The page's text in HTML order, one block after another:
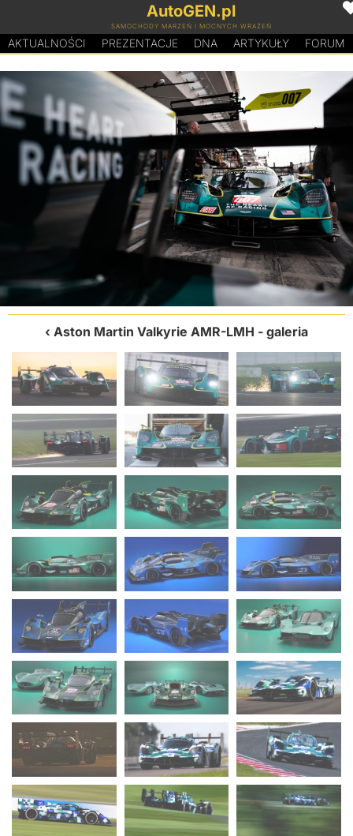
AutoGEN.pl
SAMOCHODY MARZEŃ I MOCNYCH WRAŻEŃ
AKTUALNOŚCI PREZENTACJE DNA ARTYKUŁY FORUM
Aston Martin Valkyrie AMR-LMH - galeria